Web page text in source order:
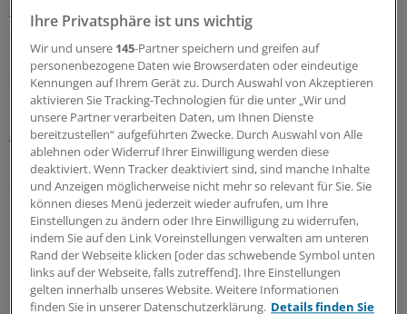
Ansprechpartner benennen, die auf die Bevölkerung
zugehen?“ Auch gezielte Anstrengungen zur besseren
Beratung von Kindern und Jugendlichen hält er für
sinnvoll.
Die niedergelassenen Ärztinnen und Ärzte würden
weiterhin intensiv zu Impfungen beraten und sie den
Patientinnen und Patienten empfehlen. Allerdings seien
die sich ständig ändernden Rahmenbedingungen, etwa
beim Thema Impfabstände, nicht gerade hilfreich. „Sie
machen uns zu schaffen und sorgen für Unsicherheit
und Irritation bei den Patienten.“
Im Ernstfall Impfpflicht
Ihre Privatsphäre ist uns wichtig
Wir und unsere 145-Partner speichern und greifen auf
personenbezogene Daten wie Browserdaten oder eindeutige
Kennungen auf Ihrem Gerät zu. Durch Auswahl von Akzeptieren
aktivieren Sie Tracking-Technologien für die unter „Wir und
unsere Partner verarbeiten Daten, um Ihnen Dienste
bereitzustellen“ aufgeführten Zwecke. Durch Auswahl von Alle
ablehnen oder Widerruf Ihrer Einwilligung werden diese
deaktiviert. Wenn Tracker deaktiviert sind, sind manche Inhalte
und Anzeigen möglicherweise nicht mehr so relevant für Sie. Sie
können dieses Menü jederzeit wieder aufrufen, um Ihre
Einstellungen zu ändern oder Ihre Einwilligung zu widerrufen,
indem Sie auf den Link Voreinstellungen verwalten am unteren
Rand der Webseite klicken [oder das schwebende Symbol unten
links auf der Webseite, falls zutreffend]. Ihre Einstellungen
gelten innerhalb unseres Website. Weitere Informationen
finden Sie in unserer Datenschutzerklärung. Details finden Sie